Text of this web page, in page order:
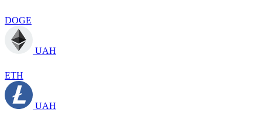
DOGE
UAH
ETH
UAH